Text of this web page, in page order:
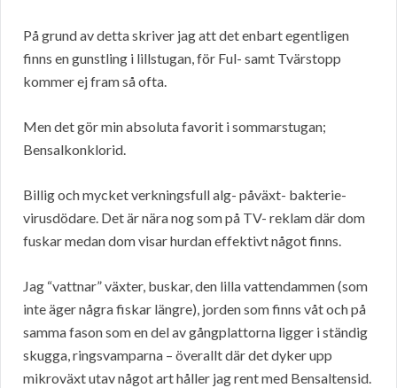
På grund av detta skriver jag att det enbart egentligen
finns en gunstling i lillstugan, för Ful- samt Tvärstopp
kommer ej fram så ofta.
Men det gör min absoluta favorit i sommarstugan;
Bensalkonklorid.
Billig och mycket verkningsfull alg- påväxt- bakterie-
virusdödare. Det är nära nog som på TV- reklam där dom
fuskar medan dom visar hurdan effektivt något finns.
Jag “vattnar” växter, buskar, den lilla vattendammen (som
inte äger några fiskar längre), jorden som finns våt och på
samma fason som en del av gångplattorna ligger i ständig
skugga, ringsvamparna – överallt där det dyker upp
mikroväxt utav något art håller jag rent med Bensaltensid.